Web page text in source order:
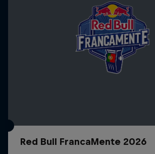
Red Bull FrancaMente 2026